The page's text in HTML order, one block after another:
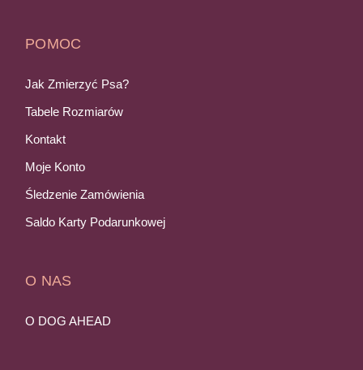
POMOC
Jak Zmierzyć Psa?
Tabele Rozmiarów
Kontakt
Moje Konto
Śledzenie Zamówienia
Saldo Karty Podarunkowej
O NAS
O DOG AHEAD